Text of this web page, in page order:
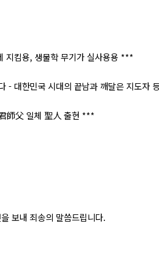
지킴용, 생물학 무기가 실사용용 ***
- 대한민국 시대의 끝남과 깨달은 지도자
師父 일체 聖人 출현 ***
보내 죄송의 말씀드립니다.